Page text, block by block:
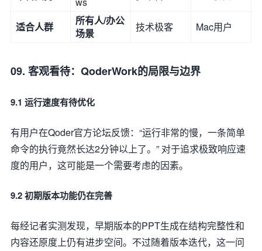
适合人群
所有人/办公
场景
技术极客 Mac用户
09. 客观看待：QoderWork的局限与边界
9.1 运行速度有待优化
有用户在Qoder官方论坛反馈：“运行非常的慢，一条简单
命令的执行竟然长达2分钟以上了。” 对于追求极致响应速
度的用户，这可能是一个需要考虑的因素。
9.2 初期版本功能仍在完善
每经记者实测发现，早期版本的PPT生成在结构完整性和
内容还原度上仍有进步空间。不过随着版本迭代，这一问